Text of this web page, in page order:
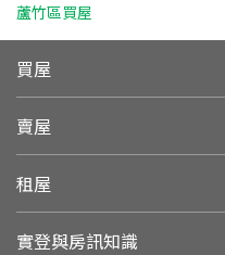
蘆竹區買屋
買屋
賣屋
租屋
實登與房訊知識